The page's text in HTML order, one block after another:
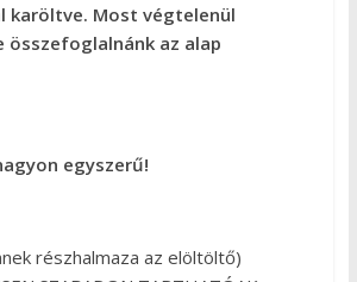
karöltve. Most végtelenül
összefoglalnánk az alap
egyszerű!
részhalmaza az elöltöltő)